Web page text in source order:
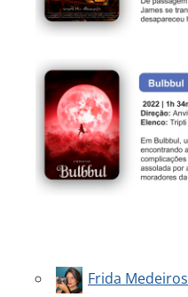
Frida Medeiros